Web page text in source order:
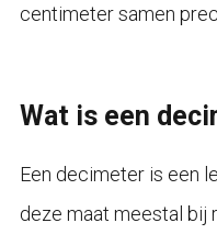
centimeter samen
Wat is een
Een decimeter is een
deze maat meestal bij